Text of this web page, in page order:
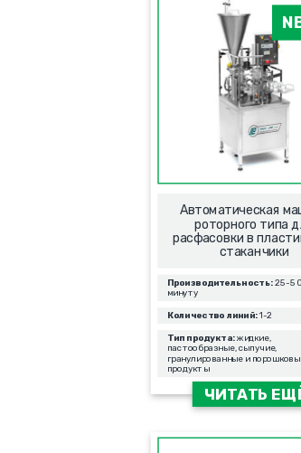
Автоматическая
роторного типа
расфасовки в
стаканчики
Производительность:25-50
минуту
Количество линий:1-2
Тип продукта:жидкие,
пастообразные, сыпучие,
гранулированные и
продукты
ЧИТАТЬ